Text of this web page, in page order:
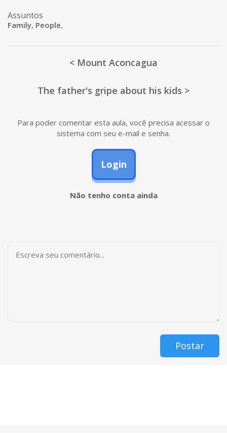
Assuntos
Family, People,
< Mount Aconcagua
The father's gripe about his kids >
Para poder comentar esta aula, você precisa acessar o
sistema com seu e-mail e senha.
Login
Não tenho conta ainda
Postar